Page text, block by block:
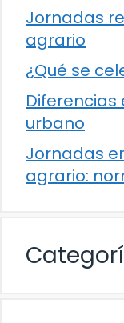
Jornadas
agrario
¿Qué se
urbano
Jornadas
agrario: